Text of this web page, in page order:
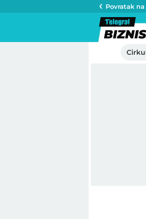
Povratak na